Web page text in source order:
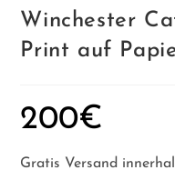
Winchester
Print auf
200€
Gratis Versand